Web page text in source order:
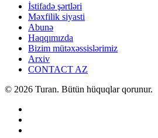
İstifadə şərtləri
Məxfilik siyasti
Abunə
Haqqımızda
Bizim mütəxəssislərimiz
Arxiv
CONTACT AZ
© 2026 Turan. Bütün hüquqlar qorunur.